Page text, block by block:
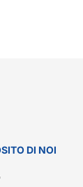
DI NOI